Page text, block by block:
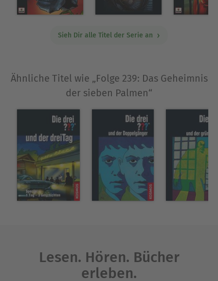
Sieh Dir alle Titel der Serie an
Ähnliche Titel wie „Folge 239: Das Geheimnis
der sieben Palmen“
Lesen. Hören. Bücher
erleben.